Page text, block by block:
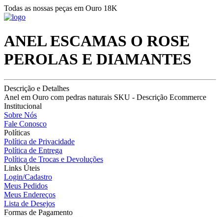
Todas as nossas peças em Ouro 18K
ANEL ESCAMAS O ROSE
PEROLAS E DIAMANTES
Descrição e Detalhes
Anel em Ouro com pedras naturais SKU - Descrição Ecommerce
Institucional
Sobre Nós
Fale Conosco
Políticas
Política de Privacidade
Política de Entrega
Política de Trocas e Devoluções
Links Úteis
Login/Cadastro
Meus Pedidos
Meus Endereços
Lista de Desejos
Formas de Pagamento